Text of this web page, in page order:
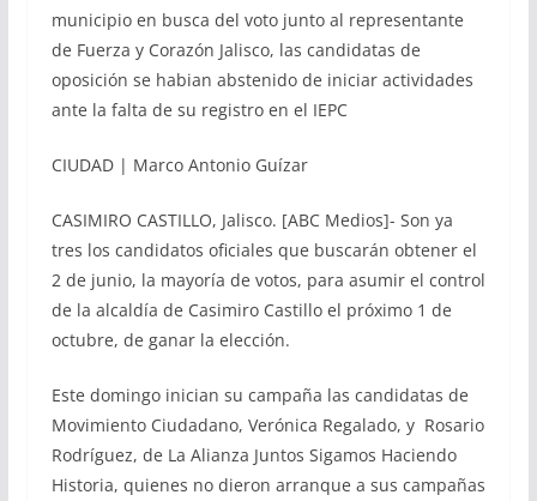
municipio en busca del voto junto al representante
de Fuerza y Corazón Jalisco, las candidatas de
oposición se habian abstenido de iniciar actividades
ante la falta de su registro en el IEPC
CIUDAD | Marco Antonio Guízar
CASIMIRO CASTILLO, Jalisco. [ABC Medios]- Son ya
tres los candidatos oficiales que buscarán obtener el
2 de junio, la mayoría de votos, para asumir el control
de la alcaldía de Casimiro Castillo el próximo 1 de
octubre, de ganar la elección.
Este domingo inician su campaña las candidatas de
Movimiento Ciudadano, Verónica Regalado, y Rosario
Rodríguez, de La Alianza Juntos Sigamos Haciendo
Historia, quienes no dieron arranque a sus campañas